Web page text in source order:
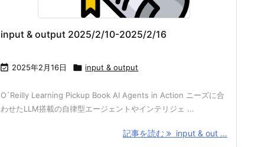
input & output 2025/2/10-2025/2/16
 2025年2月16日  input & output
O`Reilly Learning Pickup Book AI Agents in Action ニーズに合
わせたLLM搭載の自律型エージェントやインテリジェ ...
記事を読む input & out ...